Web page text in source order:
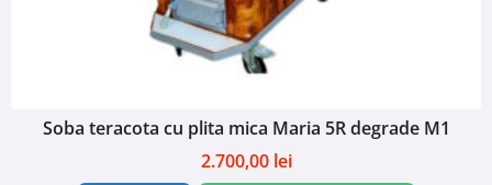
Soba teracota cu plita mica Maria 5R degrade M1
2.700,00 lei